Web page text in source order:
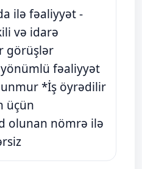
ilə fəaliyyət -
və idarə
görüşlər
fəaliyyət
*İş öyrədilir
üçün
olunan nömrə ilə